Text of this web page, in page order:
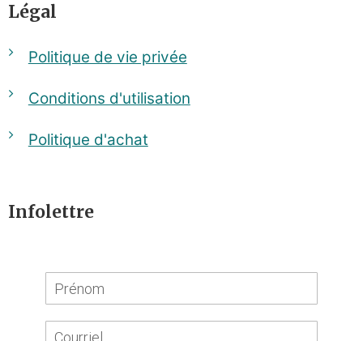
Légal
Politique de vie privée
Conditions d'utilisation
Politique d'achat
Infolettre